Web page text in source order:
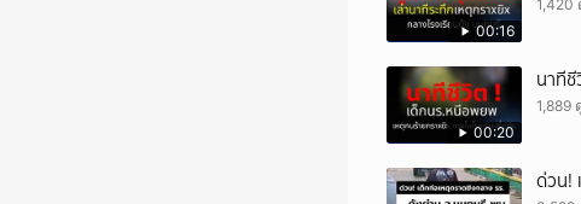
00:16
1,420
00:20
นาที
1,889
ด่วน!